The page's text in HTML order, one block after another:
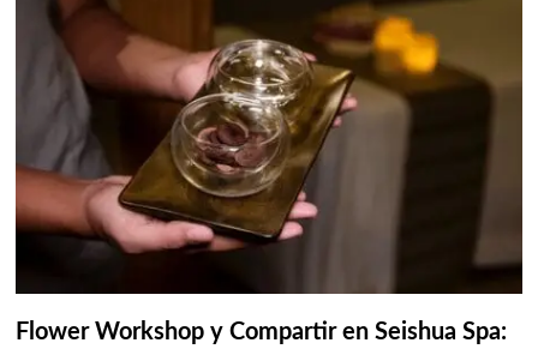
Flower Workshop y Compartir en Seishua Spa: